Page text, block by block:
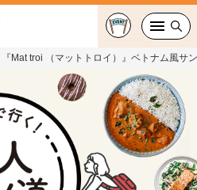
『Mat troi （マットトロイ）』ベトナム風サ